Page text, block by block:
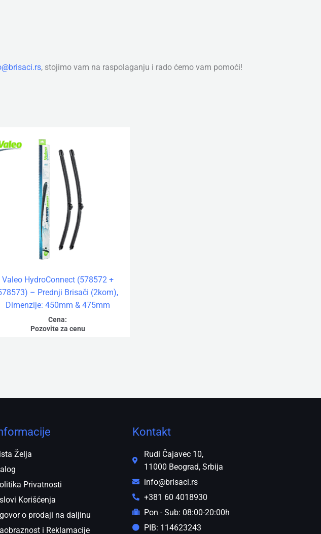
, stojimo vam na raspolaganju i rado ćemo vam pomoći!
Valeo HydroConnect (578572 +
– Prednji Brisači (2kom),
Dimenzije: 450mm & 475mm
Cena:
Pozovite za cenu
Želja
Privatnosti
Korišćenja
o prodaji na daljinu
i Reklamacije
Kontakt
Rudi Čajavec 10,
11000 Beograd, Srbija
info@brisaci.rs
+381 60 4018930
Pon - Sub: 08:00-20:00h
PIB: 114623243